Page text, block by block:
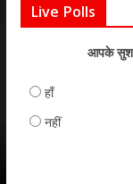
Live Polls
आपके
हाँ
नहीं